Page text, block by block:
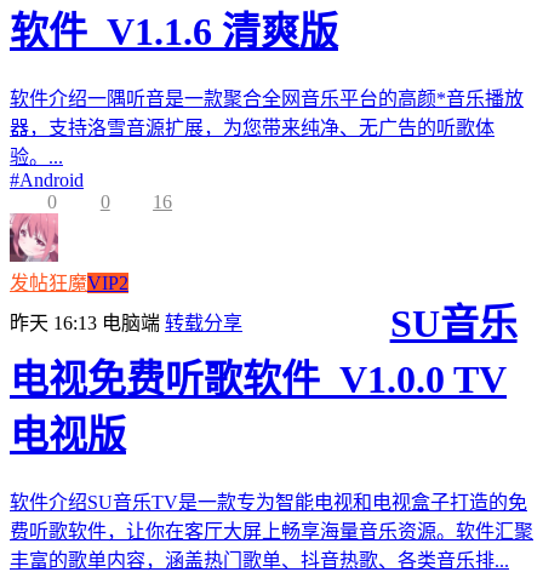
软件_V1.1.6 清爽版
软件介绍一隅听音是一款聚合全网音乐平台的高颜*音乐播放
器，支持洛雪音源扩展，为您带来纯净、无广告的听歌体
验。...
#Android
0
0 16
发帖狂魔VIP2
昨天 16:13 电脑端 转载分享
SU音乐
电视免费听歌软件_V1.0.0 TV
电视版
软件介绍SU音乐TV是一款专为智能电视和电视盒子打造的免
费听歌软件，让你在客厅大屏上畅享海量音乐资源。软件汇聚
丰富的歌单内容，涵盖热门歌单、抖音热歌、各类音乐排...